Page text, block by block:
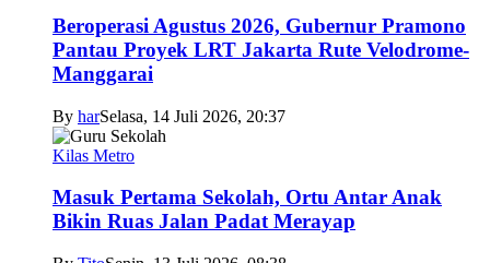
Beroperasi Agustus 2026, Gubernur Pramono
Pantau Proyek LRT Jakarta Rute Velodrome-
Manggarai
By harSelasa, 14 Juli 2026, 20:37
Kilas Metro
Masuk Pertama Sekolah, Ortu Antar Anak
Bikin Ruas Jalan Padat Merayap